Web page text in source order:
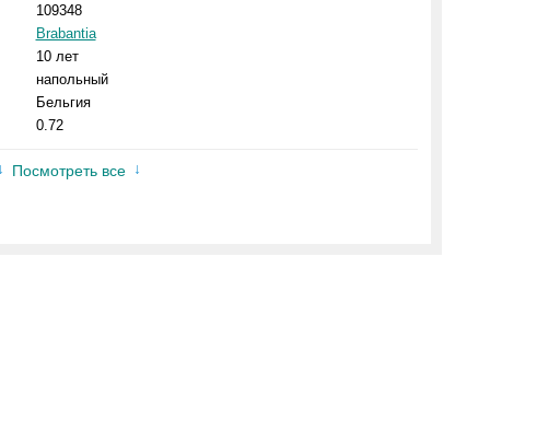
109348
Brabantia
10 лет
напольный
Бельгия
0.72
Посмотреть все